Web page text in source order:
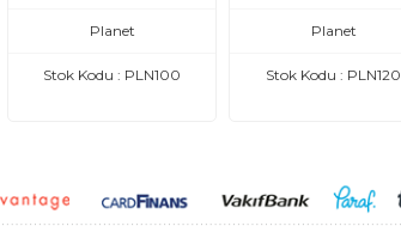
Planet
Stok Kodu : PLN100
Planet
Stok Kodu : PLN120